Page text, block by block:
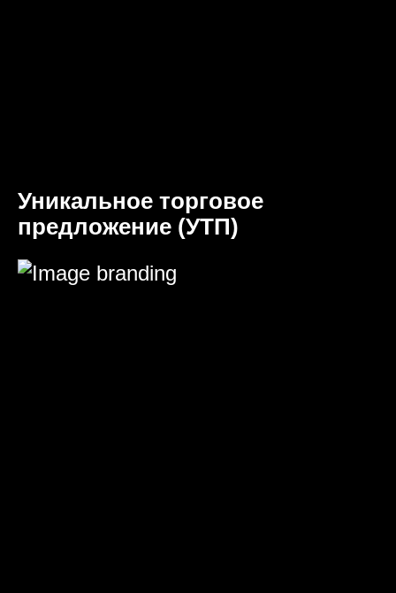
Уникальное торговое
предложение (УТП)